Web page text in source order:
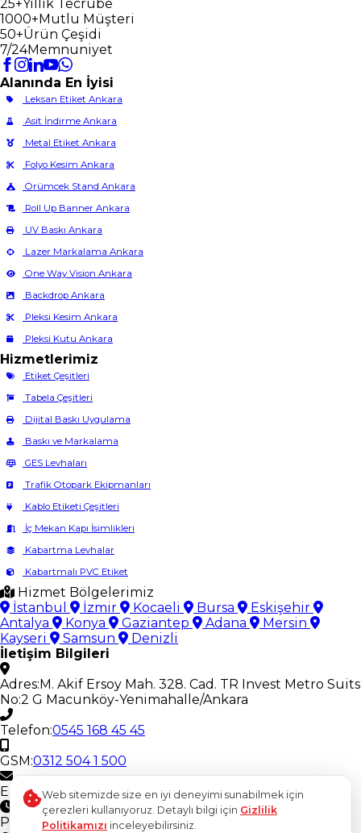
25+Yıllık Tecrübe
1000+Mutlu Müşteri
50+Ürün Çeşidi
7/24Memnuniyet
Alanında En İyisi
Leksan Etiket Ankara
Asit İndirme Ankara
Metal Etiket Ankara
Folyo Kesim Ankara
Örümcek Stand Ankara
Roll Up Banner Ankara
UV Baskı Ankara
Lazer Markalama Ankara
One Way Vision Ankara
Backdrop Ankara
Pleksi Kesim Ankara
Pleksi Kutu Ankara
Hizmetlerimiz
Etiket Çeşitleri
Tabela Çeşitleri
Dijital Baskı Uygulama
Baskı ve Markalama
GES Levhaları
Trafik Otopark Ekipmanları
Kablo Etiketi Çeşitleri
İç Mekan Kapı İsimlikleri
Kabartma Levhalar
Kabartmalı PVC Etiket
Hizmet Bölgelerimiz
İstanbul
İzmir Kocaeli Bursa
Eskişehir
Antalya
Konya Gaziantep Adana
Mersin
Kayseri
Samsun
Denizli
İletişim Bilgileri
Adres:M. Akif Ersoy Mah. 328. Cad. TR Invest Metro Suits
No:2 G Macunköy-Yenimahalle/Ankara
Telefon:0545 168 45 45
GSM:0312 504 1 500
E-Posta:ostimetiket@gmail.com
Çalışma Saatleri
Pazartesi - Cuma 08:30 - 18:30
Web sitemizde size en iyi deneyimi sunabilmek için
çerezleri kullanıyoruz. Detaylı bilgi için Gizlilik
Politikamızı inceleyebilirsiniz.